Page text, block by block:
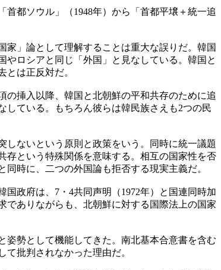
都ソウル」（1948年）から「首都平壌＋統一追
家」論として理解することは重大な誤りだ。韓国
ロシアと同じ「外国」と見なしている。韓国と
は正反対だ。
挿入以降、韓国と北朝鮮の平和共存のために追
ている。もちろん彼らは韓民族さえも2つの民
ないという原則と政策をいう。同時に統一議題
存という特殊関係を意味する。相互の国家性を否
時に、二つの外国論も拒否する現実主義だ。
政府は、7・4共同声明（1972年）と国連同時加
でありながらも、北朝鮮に対する国際法上の国家
姿勢として機能してきた。南北基本合意書を含む
批判されなかった理由だ。